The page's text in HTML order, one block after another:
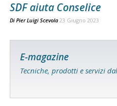
SDF aiuta Conselice
Di Pier Luigi Scevola 23 Giugno 2023
E-magazine
Tecniche, prodotti e servizi